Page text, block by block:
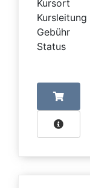
Kursort
Kursleitung
Gebühr
Status